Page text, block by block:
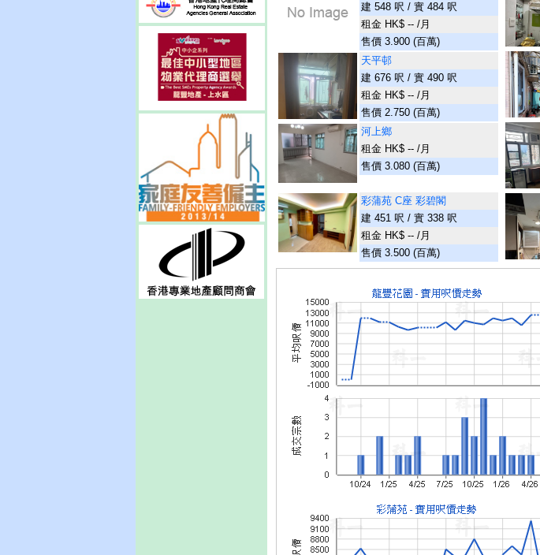
建 548 呎 / 實 484 呎
租金 HK$ -- /月
售價 3.900 (百萬)
天平邨
建 676 呎 / 實 490 呎
租金 HK$ -- /月
售價 2.750 (百萬)
河上鄉
租金 HK$ -- /月
售價 3.080 (百萬)
彩蒲苑 C座 彩碧閣
建 451 呎 / 實 338 呎
租金 HK$ -- /月
售價 3.500 (百萬)